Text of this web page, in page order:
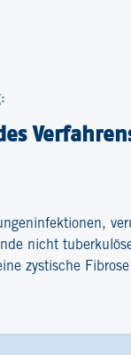
nicht
zystische